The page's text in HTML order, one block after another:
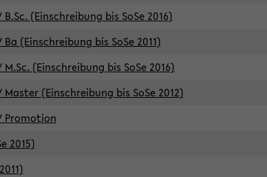
(Einschreibung bis SoSe 2016)
(Einschreibung bis SoSe 2011)
(Einschreibung bis SoSe 2016)
(Einschreibung bis SoSe 2012)
Promotion
2015)